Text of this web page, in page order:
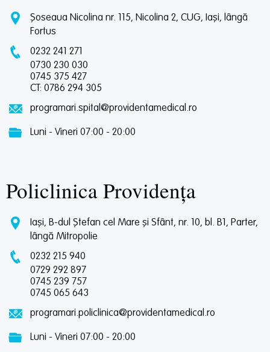
Șoseaua Nicolina nr. 115, Nicolina 2, CUG, Iași, lângă
Fortus
0232 241 271
0730 230 030
0745 375 427
CT: 0786 294 305
programari.spital@providentamedical.ro
Luni - Vineri 07:00 - 20:00
Policlinica Providența
Iași, B-dul Ștefan cel Mare și Sfânt, nr. 10, bl. B1, Parter,
lângă Mitropolie
0232 215 940
0729 292 897
0745 239 757
0745 065 643
programari.policlinica@providentamedical.ro
Luni - Vineri 07:00 - 20:00